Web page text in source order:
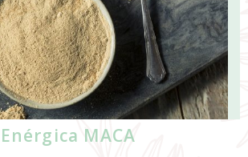
Enérgica MACA